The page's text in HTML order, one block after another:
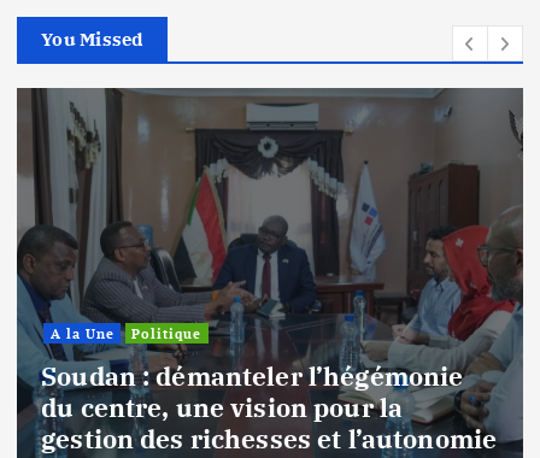
You Missed
A la Une Politique
Soudan : démanteler l’hégémonie
du centre, une vision pour la
gestion des richesses et l’autonomie